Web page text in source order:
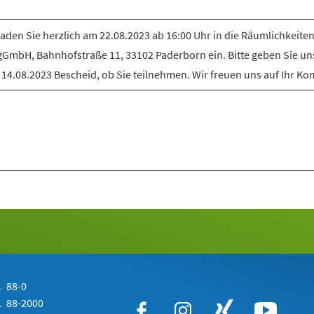
Sie herzlich am 22.08.2023 ab 16:00 Uhr in die
Bahnhofstraße 11, 33102 Paderborn ein. Bitte geben Sie
Bescheid, ob Sie teilnehmen. Wir freuen uns auf Ihr
88-0
88-2000